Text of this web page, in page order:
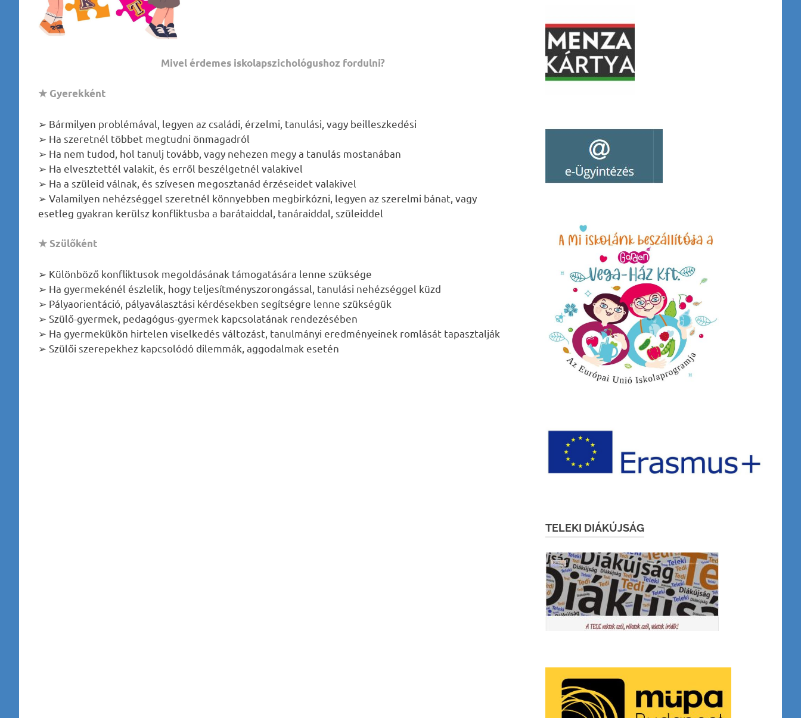
Mivel érdemes iskolapszichológushoz fordulni?
★ Gyerekként
➢ Bármilyen problémával, legyen az családi, érzelmi, tanulási, vagy beilleszkedési
➢ Ha szeretnél többet megtudni önmagadról
➢ Ha nem tudod, hol tanulj tovább, vagy nehezen megy a tanulás mostanában
➢ Ha elvesztettél valakit, és erről beszélgetnél valakivel
➢ Ha a szüleid válnak, és szívesen megosztanád érzéseidet valakivel
➢ Valamilyen nehézséggel szeretnél könnyebben megbirkózni, legyen az szerelmi bánat, vagy
esetleg gyakran kerülsz konfliktusba a barátaiddal, tanáraiddal, szüleiddel
★ Szülőként
➢ Különböző konfliktusok megoldásának támogatására lenne szüksége
➢ Ha gyermekénél észlelik, hogy teljesítményszorongással, tanulási nehézséggel küzd
➢ Pályaorientáció, pályaválasztási kérdésekben segítségre lenne szükségük
➢ Szülő-gyermek, pedagógus-gyermek kapcsolatának rendezésében
➢ Ha gyermekükön hirtelen viselkedés változást, tanulmányi eredményeinek romlását tapasztalják
➢ Szülői szerepekhez kapcsolódó dilemmák, aggodalmak esetén
TELEKI DIÁKÚJSÁG